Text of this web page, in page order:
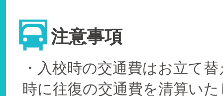
注意事項
・入校時の交通費はお立て
時に往復の交通費を清算い